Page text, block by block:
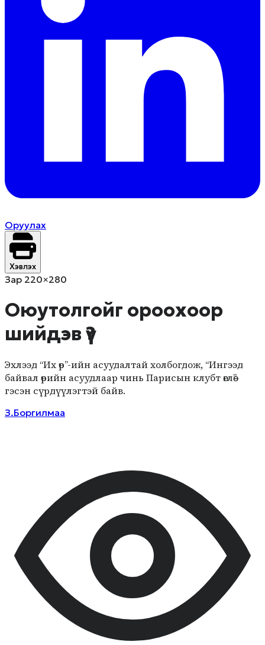
Оруулах
Хэвлэх
Зар 220×280
Оюутолгойг ороохоор
шийдэв үү?
Эхлээд “Их өр”-ийн асуудалтай холбогдож, “Ингээд
байвал өрийн асуудлаар чинь Парисын клубт өглөө”
гэсэн сүрдүүлэгтэй байв.
З.Боргилмаа